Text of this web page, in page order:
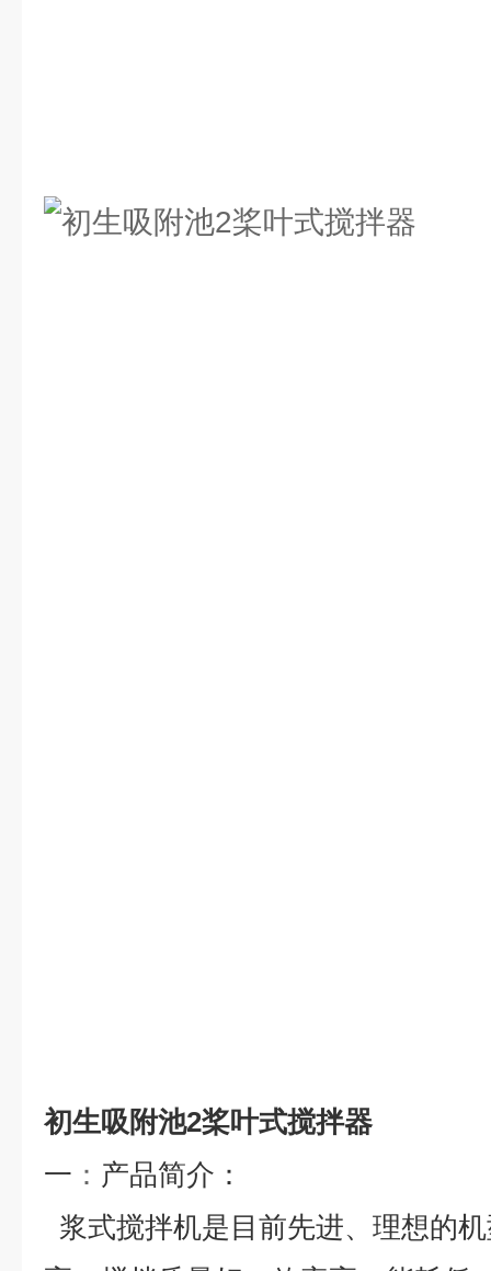
初生吸附池2桨叶式搅拌器
一 ： 产品简介：
浆式搅拌机是目前先进、理想的